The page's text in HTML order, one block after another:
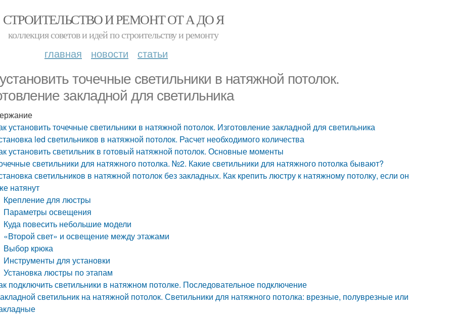
СТРОИТЕЛЬСТВО И РЕМОНТ ОТ А ДО Я
коллекция советов и идей по строительству и ремонту
главная новости статьи
точечные светильники в натяжной потолок.
закладной для светильника
установить точечные светильники в натяжной потолок. Изготовление закладной для светильника
led светильников в натяжной потолок. Расчет необходимого количества
установить светильник в готовый натяжной потолок. Основные моменты
светильники для натяжного потолка. №2. Какие светильники для натяжного потолка бывают?
светильников в натяжной потолок без закладных. Как крепить люстру к натяжному потолку, если он
натянут
Крепление для люстры
Параметры освещения
Куда повесить небольшие модели
«Второй свет» и освещение между этажами
Выбор крюка
Инструменты для установки
Установка люстры по этапам
подключить светильники в натяжном потолке. Последовательное подключение
светильник на натяжной потолок. Светильники для натяжного потолка: врезные, полуврезные или